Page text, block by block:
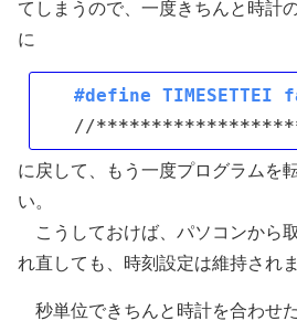
てしまうので、一度きちんと時計
に
#define TIMESETTEI
//***************
に戻して、もう一度プログラムを
い。
こうしておけば、パソコンから
れ直しても、時刻設定は維持されま
秒単位できちんと時計を合わせた